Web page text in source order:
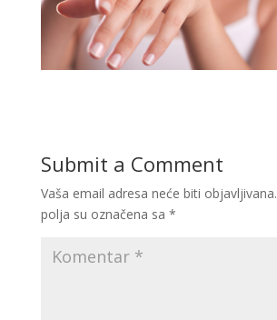
Submit a Comment
Vaša email adresa neće biti objavljivana.
polja su označena sa *